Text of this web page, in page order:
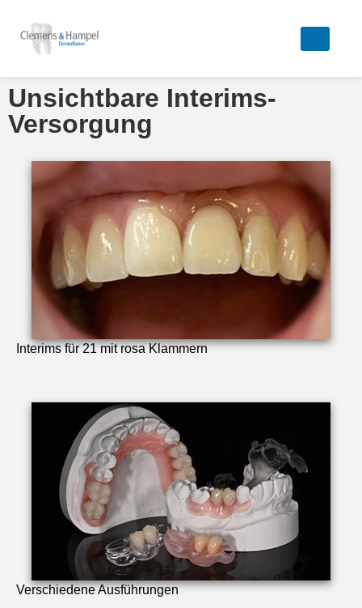
Unsichtbare Interims-
Versorgung
Interims für 21 mit rosa Klammern
Verschiedene Ausführungen